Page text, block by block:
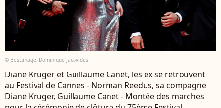
© BestImage, Dominique Jacovides
Diane Kruger et Guillaume Canet, les ex se retrouvent
au Festival de Cannes - Norman Reedus, sa compagne
Diane Kruger, Guillaume Canet - Montée des marches